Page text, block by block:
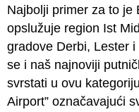
Najbolji primer za to je
opslužuje region Ist
gradove Derbi, Lester
se i naš najnoviji
svrstati u ovu
Airport” označavajući